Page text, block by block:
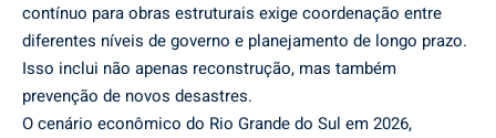
contínuo para obras estruturais exige coordenação entre
diferentes níveis de governo e planejamento de longo prazo.
Isso inclui não apenas reconstrução, mas também
prevenção de novos desastres.
O cenário econômico do Rio Grande do Sul em 2026,